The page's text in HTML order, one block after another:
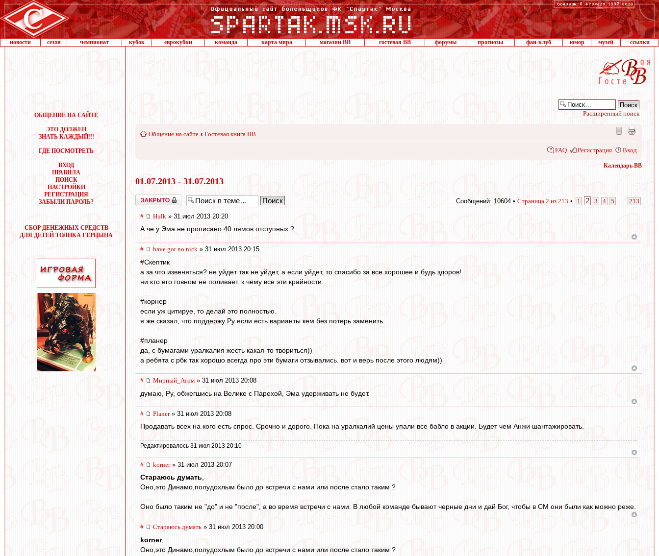
новости сезон чемпионат кубок еврокубки команда карта мира магазин ВВ гостевая ВВ форумы прогнозы фан-клуб юмор музей ссылки
ОБЩЕНИЕ НА САЙТЕ
ЭТО ДОЛЖЕН
ЗНАТЬ КАЖДЫЙ!!!
ГДЕ ПОСМОТРЕТЬ
ВХОД
ПРАВИЛА
ПОИСК
НАСТРОЙКИ
РЕГИСТРАЦИЯ
ЗАБЫЛИ ПАРОЛЬ?
СБОР ДЕНЕЖНЫХ СРЕДСТВ
ДЛЯ ДЕТЕЙ ТОЛИКА ГЕРЦЫНА
Расширенный поиск
Общение на сайте ‹ Гостевая книга ВВ
FAQ Регистрация Вход
Календарь ВВ
01.07.2013 - 31.07.2013
Закрыто Сообщений: 10604 • Страница 2 из 213 • 1 2 3 4 5 213
# Hulk » 31 июл 2013 20:20
А че у Эма не прописано 40 лямов отступных ?
# have got no nick » 31 июл 2013 20:15
#Скептик
а за что извеняться? не уйдет так не уйдет, а если уйдет, то спасибо за все хорошее и будь здоров!
ни кто его говном не поливает. к чему все эти крайности.
#корнер
если уж цитируе, то делай это полностью.
я же сказал, что поддержу Ру если есть варианты кем без потерь заменить.
#планер
да, с бумагами уралкалия жесть какая-то твориться))
а ребята с рбк так хорошо всегда про эти бумаги отзывались. вот и верь после этого людям))
# Мирный_Атом » 31 июл 2013 20:08
думаю, Ру, обжегшись на Велике с Парехой, Эма удерживать не будет.
# Planer» 31 июл 2013 20:08
Продавать всех на кого есть спрос. Срочно и дорого. Пока на уралкалий цены упали все бабло в акции. Будет чем Анжи шантажировать.
Редактировалось 31 июл 2013 20:10
# korner» 31 июл 2013 20:07
Стараюсь думать,
Оно,это Динамо,полудохлым было до встречи с нами или после стало таким ?
Оно было таким не "до" и не "после", а во время встречи с нами. В любой команде бывают черные дни и дай Бог, чтобы в СМ они были как можно реже.
# Стараюсь думать » 31 июл 2013 20:00
korner,
Оно,это Динамо,полудохлым было до встречи с нами или после стало таким ?